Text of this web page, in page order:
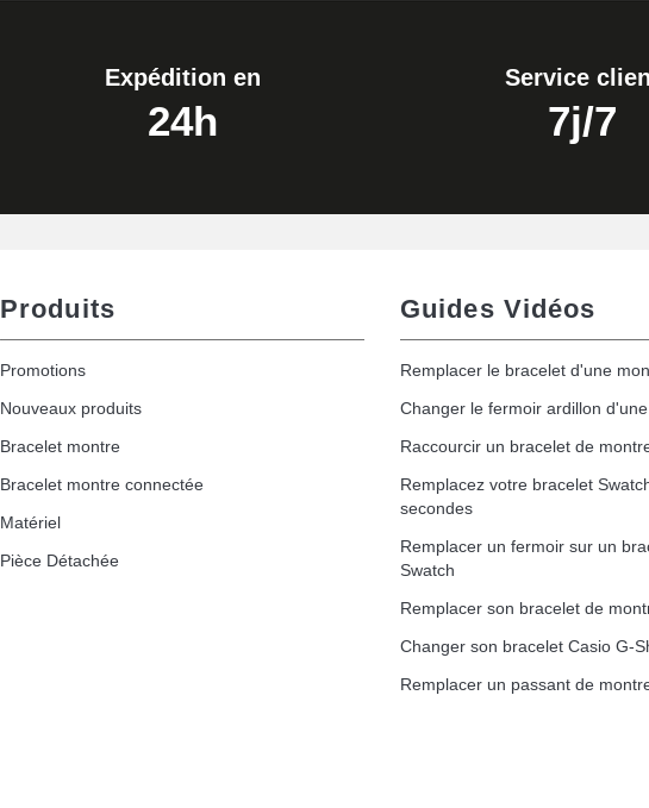
Expédition en
24h
Service
7j/7
Produits
Promotions
Nouveaux produits
Bracelet montre
Bracelet montre connectée
Matériel
Pièce Détachée
Guides Vidéos
Remplacer le bracelet d'une
Changer le fermoir ardillon
Raccourcir un bracelet de
Remplacez votre bracelet
secondes
Remplacer un fermoir sur un
Swatch
Remplacer son bracelet de
Changer son bracelet Casio G-
Remplacer un passant de